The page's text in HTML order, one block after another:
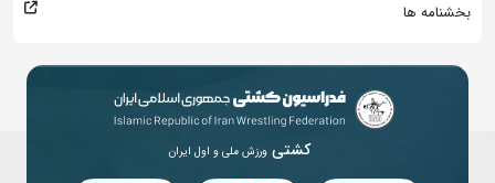
بخشنامه ها
کشتی ورزش ملی و اول ایران